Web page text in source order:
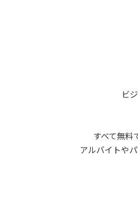
ビ
すべて無料
アルバイトや